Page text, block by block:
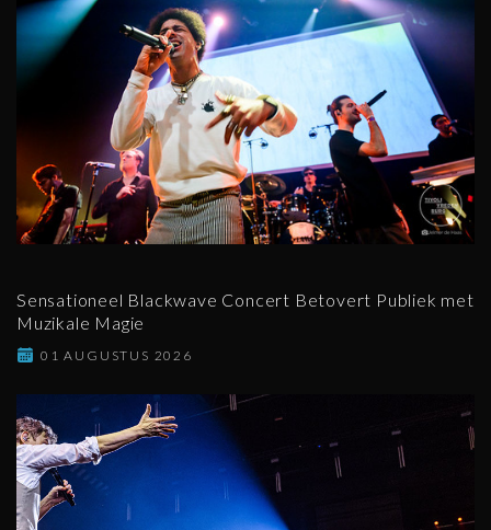
Sensationeel Blackwave Concert Betovert Publiek met
Muzikale Magie
01 AUGUSTUS 2026